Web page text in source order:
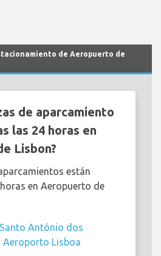
de Aeropuerto de
de aparcamiento
las 24 horas en
Lisbon?
están
en Aeropuerto de
António dos
Aeroporto Lisboa